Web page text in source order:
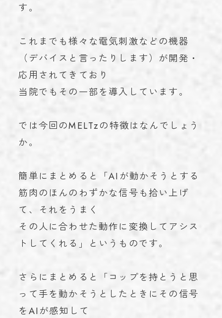
す。
これまでも様々な電気刺激などの機器
（デバイスと言ったりします）が開発・
応用されてきており
当院でもその一部を導入しています。
では今回のMELTzの特徴はなんでしょう
か。
簡単にまとめると「AIが動かそうとする
筋肉のほんのわずかな信号も拾い上げ
て、それをうまく
その人に合わせた動作に変換してアシス
トしてくれる」というものです。
さらにまとめると「コップを持とうと思
って手を動かそうとしたときにその信号
をAIが感知して